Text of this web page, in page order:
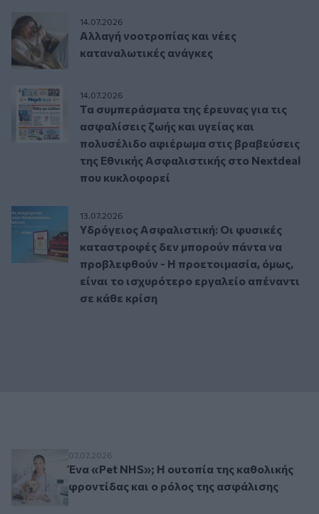
14.07.2026
Αλλαγή νοοτροπίας και νέες
καταναλωτικές ανάγκες
14.07.2026
Τα συμπεράσματα της έρευνας για τις
ασφαλίσεις ζωής και υγείας και
πολυσέλιδο αφιέρωμα στις βραβεύσεις
της Εθνικής Ασφαλιστικής στο Nextdeal
που κυκλοφορεί
13.07.2026
Υδρόγειος Ασφαλιστική: Οι φυσικές
καταστροφές δεν μπορούν πάντα να
προβλεφθούν - Η προετοιμασία, όμως,
είναι το ισχυρότερο εργαλείο απέναντι
σε κάθε κρίση
Ένα «Pet NHS»; Η ουτοπία της καθολικής
07.07.2026
Ένα «Pet NHS»; Η ουτοπία της καθολικής
φροντίδας και ο ρόλος της ασφάλισης